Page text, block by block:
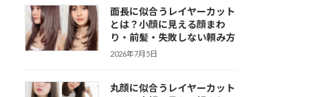
面長に似合うレイヤーカット
とは？小顔に見える顔まわ
り・前髪・失敗しない頼み方
2026年7月5日
丸顔に似合うレイヤーカット